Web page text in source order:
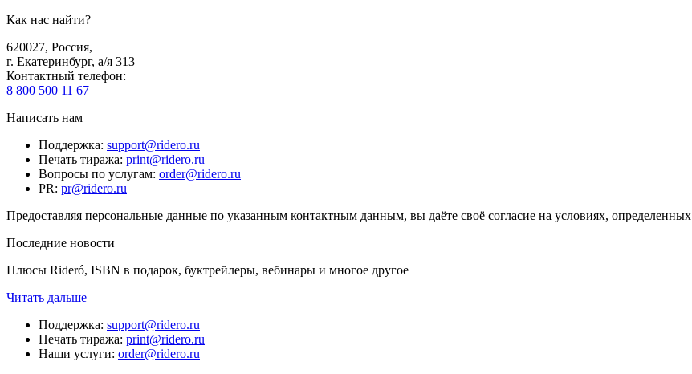
Как нас найти?
620027, Россия,
г. Екатеринбург, а/я 313
Контактный телефон:
8 800 500 11 67
Написать нам
Поддержка: support@ridero.ru
Печать тиража: print@ridero.ru
Вопросы по услугам: order@ridero.ru
PR: pr@ridero.ru
Предоставляя персональные данные по указанным контактным данным, вы даёте своё согласие на условиях, определенных
Последние новости
Плюсы Rideró, ISBN в подарок, буктрейлеры, вебинары и многое другое
Читать дальше
Поддержка: support@ridero.ru
Печать тиража: print@ridero.ru
Наши услуги: order@ridero.ru